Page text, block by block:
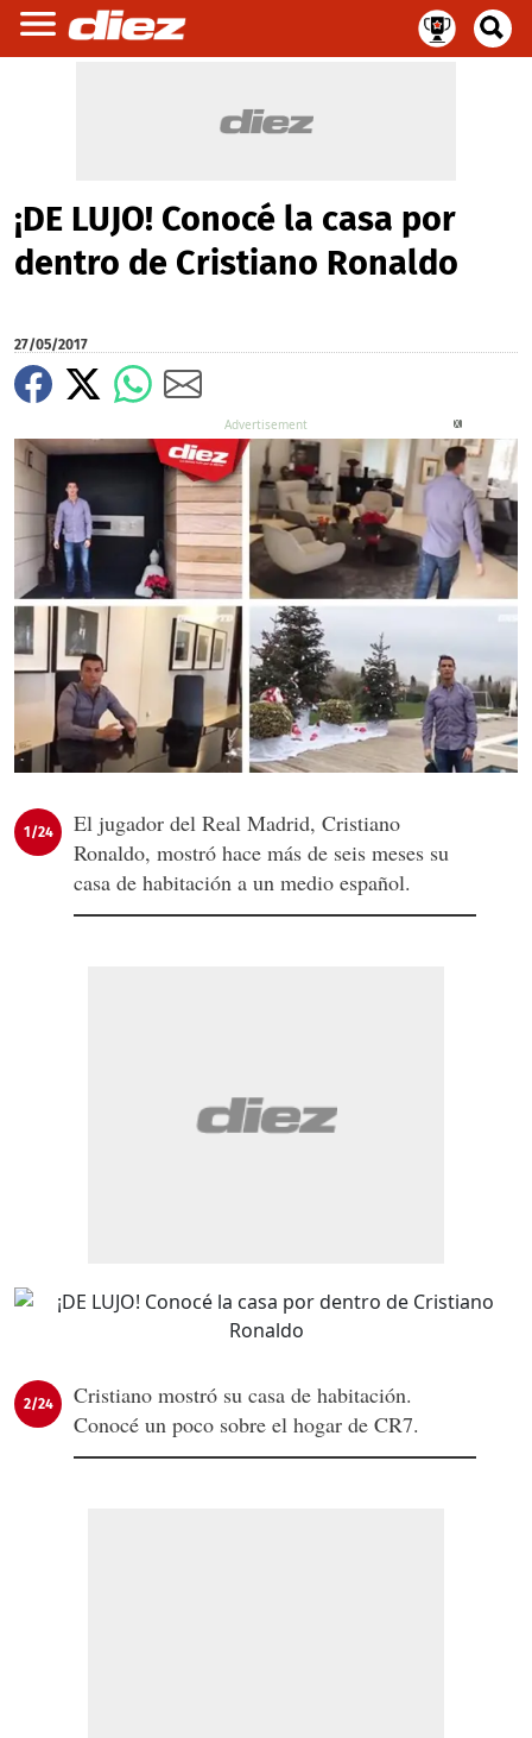
¡DE LUJO! Conocé la casa por
dentro de Cristiano Ronaldo
27/05/2017
1/24
El jugador del Real Madrid, Cristiano
Ronaldo, mostró hace más de seis meses su
casa de habitación a un medio español.
2/24
Cristiano mostró su casa de habitación.
Conocé un poco sobre el hogar de CR7.
X